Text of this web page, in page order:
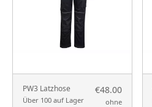
PW3 Latzhose
Über 100 auf Lager
€48.00
ohne